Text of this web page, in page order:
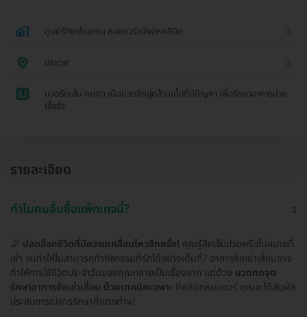
ศูนย์รักษาไมเกรน หมอแวร์สมิงสหคลินิก
ประเวศ
1
นวดรีดเส้น กดจุด เน้นนวดลึกสู่กล้ามเนื้อที่มีปัญหา เพื่อรักษาอาการปวด
เรื้อรัง
รายละเอียด
ทำไมคนอื่นซื้อแพ็กเกจนี้?
🦵 ปลดล็อกชีวิตที่มีความเคลื่อนไหวอีกครั้ง! คุณรู้สึกเจ็บปวดหรือไม่สบายที่
เข่า จนทำให้ไม่สามารถทำกิจกรรมที่รักได้อย่างเต็มที่? อาการข้อเข่าเสื่อมอาจ
ทำให้การใช้ชีวิตประจำวันของคุณกลายเป็นเรื่องยาก แต่ด้วย นวดกดจุด
รักษาอาการข้อเข่าเสื่อม ด้วยเทคนิคเฉพาะ ที่คลินิกหมอแวร์ คุณจะได้สัมผัส
ประสบการณ์การรักษาที่แตกต่าง!